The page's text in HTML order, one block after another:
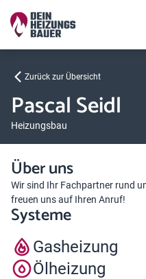
Zurück zur Übersicht
Pascal Seidl
Heizungsbau
Über uns
Wir sind Ihr Fachpartner rund
freuen uns auf Ihren Anruf!
Systeme
Gasheizung
Ölheizung